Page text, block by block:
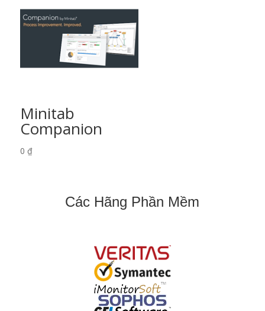
Minitab
Companion
0 ₫
Các Hãng Phần Mềm